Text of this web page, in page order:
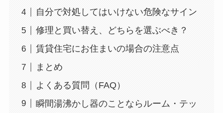
自分で対処してはいけない危険なサイン
修理と買い替え、どちらを選ぶべき？
賃貸住宅にお住まいの場合の注意点
まとめ
よくある質問（FAQ）
瞬間湯沸かし器のことならルーム・テッ